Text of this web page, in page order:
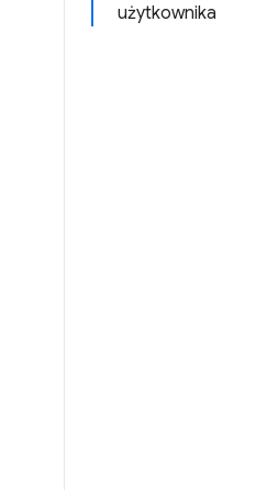
użytkownika